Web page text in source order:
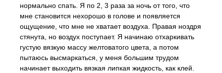
нормально спать. Я по 2, 3 раза за ночь от того, что
мне становится нехорошо в голове и появляется
ощущение, что мне не хватает воздуха. Правая ноздря
стянута, но воздух поступает. Я начинаю отхаркивать
густую вязкую массу желтоватого цвета, а потом
пытаюсь высмаркаться, у меня большим трудом
начинает выходить вязкая липкая жидкость, как клей.